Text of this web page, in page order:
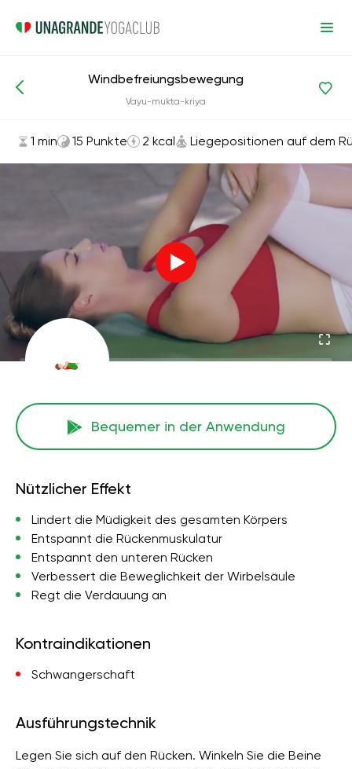
Asanas und Übungen Liegepositionen auf dem Rücken
Windbefreiungsbewegung
Vayu-mukta-kriya
1 min 15 Punkte 2 kcal Liegepositionen auf dem
Bequemer in der Anwendung
Nützlicher Effekt
Lindert die Müdigkeit des gesamten Körpers
Entspannt die Rückenmuskulatur
Entspannt den unteren Rücken
Verbessert die Beweglichkeit der Wirbelsäule
Regt die Verdauung an
Kontraindikationen
Schwangerschaft
Ausführungstechnik
Legen Sie sich auf den Rücken. Winkeln Sie die Beine